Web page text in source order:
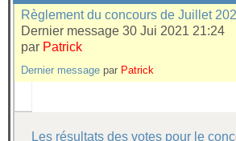
Règlement du concours de Juillet
Dernier message 30 Jui 2021 21:24
par Patrick
Dernier message par Patrick
Les résultats des votes pour le